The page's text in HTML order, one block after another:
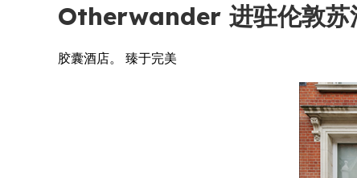
Otherwander 进驻伦敦苏
胶囊酒店。 臻于完美